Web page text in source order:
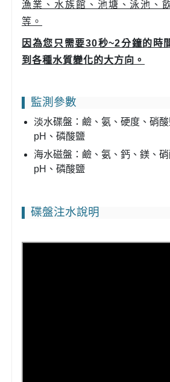
漁業、水族館、池塘、泳池、
等。
因為您只需要30秒~2分鐘的時
到各種水質變化的大方向。
監測參數
淡水碟盤：鹼、氨、硬度、硝酸
pH、磷酸鹽
海水磁盤：鹼、氨、鈣、鎂、
pH、磷酸鹽
碟盤注水說明